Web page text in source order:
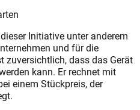
Initiative unter anderem
und für die
zuversichtlich, dass das Gerät
kann. Er rechnet mit
einem Stückpreis, der